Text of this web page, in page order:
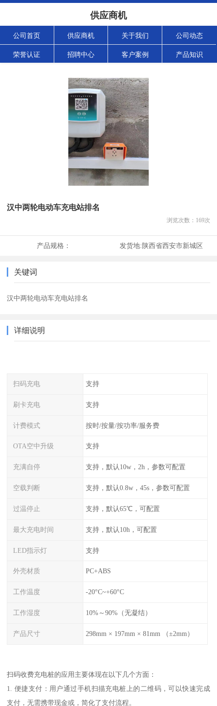
供应商机
公司首页 供应商机 关于我们 公司动态
荣誉认证 招聘中心 客户案例 产品知识
汉中两轮电动车充电站排名
浏览次数： 169次
产品规格： 发货地:陕西省西安市新城区
关键词
汉中两轮电动车充电站排名
详细说明
扫码充电 支持
刷卡充电 支持
计费模式 按时/按量/按功率/服务费
OTA空中升级 支持
充满自停 支持，默认10w，2h，参数可配置
空载判断 支持，默认0.8w，45s，参数可配置
过温停止 支持，默认65℃，可配置
最大充电时间 支持，默认10h，可配置
LED指示灯 支持
外壳材质 PC+ABS
工作温度 -20°C~+60°C
工作湿度 10%～90%（无凝结）
产品尺寸 298mm × 197mm × 81mm （±2mm）
扫码收费充电桩的应用主要体现在以下几个方面：
1. 便捷支付：用户通过手机扫描充电桩上的二维码，可以快速完成
支付，无需携带现金或，简化了支付流程。